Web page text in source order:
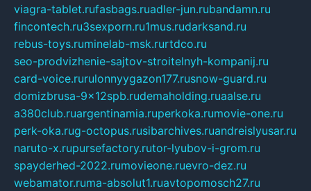
viagra-tablet.rufasbags.ruadler-jun.rubandamn.ru
fincontech.ru3sexporn.ru1mus.rudarksand.ru
rebus-toys.ruminelab-msk.rurtdco.ru
seo-prodvizhenie-sajtov-stroitelnyh-kompanij.ru
card-voice.rurulonnyygazon177.rusnow-guard.ru
domizbrusa-9x12spb.rudemaholding.ruaalse.ru
a380club.ruargentinamia.ruperkoka.rumovie-one.ru
perk-oka.rug-octopus.rusibarchives.ruandreislyusar.ru
naruto-x.rupursefactory.rutor-lyubov-i-grom.ru
spayderhed-2022.rumovieone.ruevro-dez.ru
webamator.ruma-absolut1.ruavtopomosch27.ru